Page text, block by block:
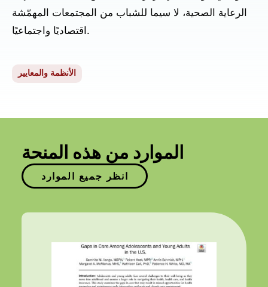
الرعاية الصحية، لا سيما للشباب من المجتمعات المهمّشة
اقتصاديًا واجتماعيًا.
الأنظمة والمعايير
الموارد من هذه المنحة
انظر جميع الموارد